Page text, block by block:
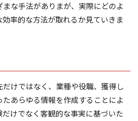
な手法がありまが、実際にどのよ
率的な方法が取れるか見ていきま
けではなく、業種や役職、獲得し
あらゆる情報を作成することによ
けでなく客観的な事実に基づいた